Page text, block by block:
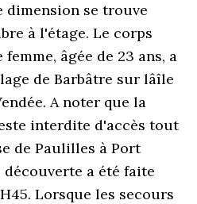
dimension se trouve
à l'étage. Le corps
femme, âgée de 23 ans, a
de Barbâtre sur lâîle
A noter que la
interdite d'accès tout
de Paulilles à Port
découverte a été faite
Lorsque les secours